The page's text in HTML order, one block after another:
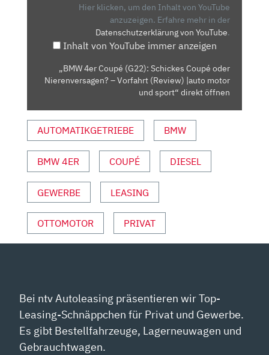
NIERENVERSAGEN?
VORFAHRT
MOTOR
UND
SPORT“
VON
ANZEIGEN
Hier klicken, um den Inhalt von YouTube
anzuzeigen. Erfahre mehr in der
Datenschutzerklärung von YouTube.
Inhalt von YouTube immer anzeigen
„BMW 4er Coupé (G22): Schickes Coupé oder
Nierenversagen? – Vorfahrt (Review) |auto motor
und sport“ direkt öffnen
AUTOMATIKGETRIEBE BMW
BMW 4ER COUPÉ DIESEL
GEWERBE LEASING
OTTOMOTOR PRIVAT
Bei ntv Autoleasing präsentieren wir Top-
Leasing-Schnäppchen für Privat und Gewerbe.
Es gibt Bestellfahrzeuge, Lagerneuwagen und
Gebrauchtwagen.